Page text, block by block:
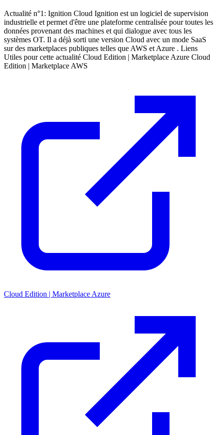
Actualité n°1: Ignition Cloud Ignition est un logiciel de supervision
industrielle et permet d'être une plateforme centralisée pour toutes les
données provenant des machines et qui dialogue avec tous les
systèmes OT. Il a déjà sorti une version Cloud avec un mode SaaS
sur des marketplaces publiques telles que AWS et Azure . Liens
Utiles pour cette actualité Cloud Edition | Marketplace Azure Cloud
Edition | Marketplace AWS
Cloud Edition | Marketplace Azure